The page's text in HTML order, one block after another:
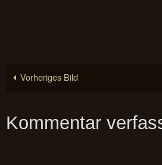
Vorheriges Bild
Kommentar